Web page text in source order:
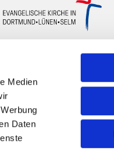
Medien
Daten